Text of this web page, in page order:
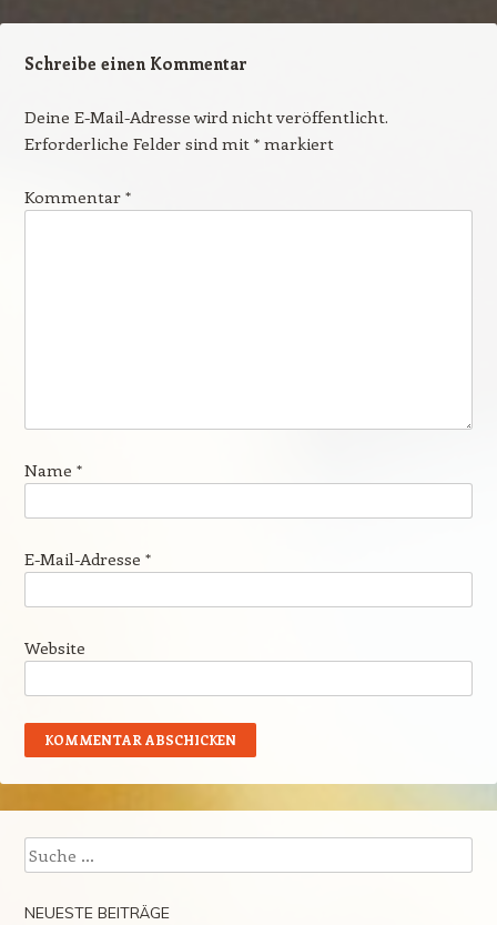
Schreibe einen Kommentar
Deine E-Mail-Adresse wird nicht veröffentlicht.
Erforderliche Felder sind mit *markiert
Kommentar *
Name *
E-Mail-Adresse *
Website
Suche
NEUESTE BEITRÄGE